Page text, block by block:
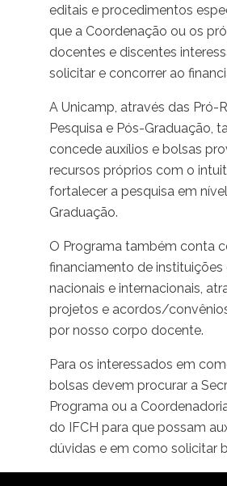
editais e procedimentos
que a Coordenação ou os
docentes e discentes
solicitar e concorrer ao
A Unicamp, através das Pró-
Pesquisa e Pós-Graduação,
concede auxílios e bolsas
recursos próprios com o
fortalecer a pesquisa em
Graduação.
O Programa também conta
financiamento de instituições
nacionais e internacionais,
projetos e acordos/
por nosso corpo docente.
Para os interessados em
bolsas devem procurar a
Programa ou a
do IFCH para que possam
dúvidas e em como solicitar